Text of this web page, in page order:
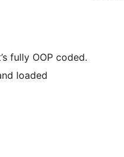
fully OOP coded.